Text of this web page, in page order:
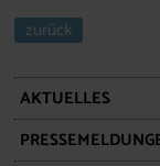
zurück
AKTUELLES